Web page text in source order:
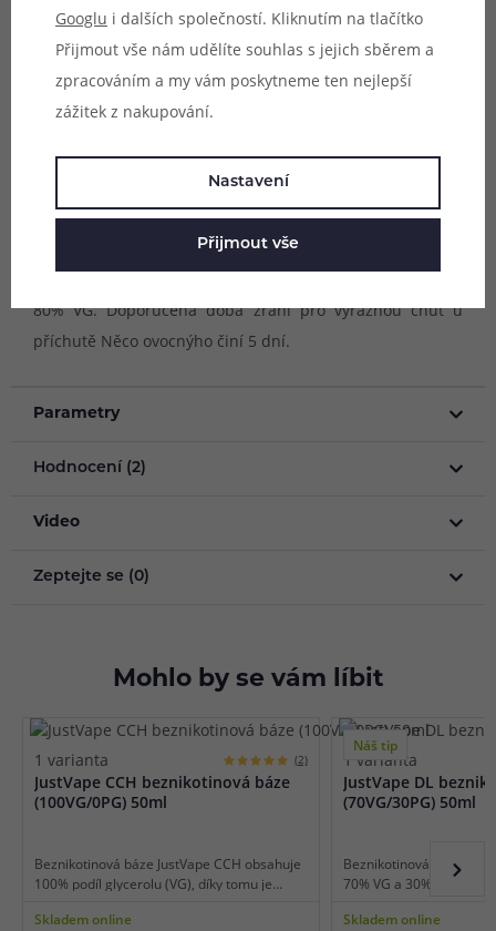
použitých surovin. Příchutě Adam's vape jsou dodávány v
originálních Chubby Gorilla lahvičkách s celkovým
objemem 60ml, ve kterých se nachází příchuť pro
smíchání s bází.
Postup přípravy e-liquidu Adam's Vape Mlsná řada
Do 60 ml lahvičky s příchutí dolijte bázi. Lahvičku
důkladně protřepejte. Poté můžete ihned vapovat díky
systému shake & vape. Příchutě skvěle chutnají s bázemi
80% VG. Doporučená doba zrání pro výraznou chuť u
příchutě Něco ovocnýho činí 5 dní.
Parametry
Hodnocení (2)
Video
Zeptejte se (0)
Mohlo by se vám líbit
1 varianta (2)
JustVape CCH beznikotinová báze
(100VG/0PG) 50ml
Beznikotinová báze JustVape CCH obsahuje
100% podíl glycerolu (VG), díky tomu je
používané pro extrémní tvorbu páry a
Skladem online
Náš tip
1 varianta
JustVape DL
(70VG/30PG) 50ml
Beznikotinová báze
70% VG a 30% PG, díky
potah do plic (DL
Skladem online
Googlu i dalších společností. Kliknutím na tlačítko
Přijmout vše nám udělíte souhlas s jejich sběrem a
zpracováním a my vám poskytneme ten nejlepší
zážitek z nakupování.
Nastavení
Přijmout vše